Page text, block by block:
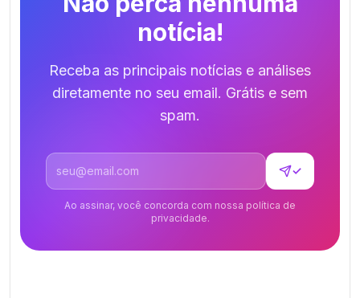
notícia!
Receba as principais notícias e análises
diretamente no seu email. Grátis e sem
spam.
Endereço de email
✓
Ao assinar, você concorda com nossa política de
privacidade.